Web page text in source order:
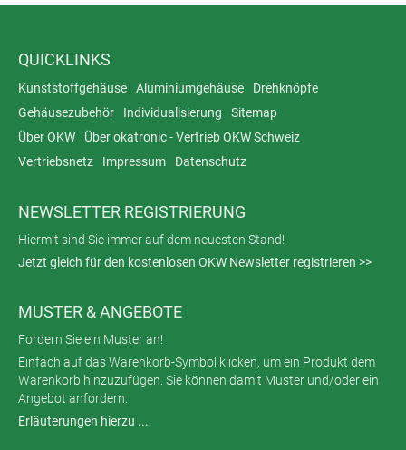
QUICKLINKS
Kunststoffgehäuse Aluminiumgehäuse
Drehknöpfe
Gehäusezubehör
Individualisierung
Sitemap
Über OKW
Über okatronic - Vertrieb OKW Schweiz
Vertriebsnetz
Impressum Datenschutz
NEWSLETTER REGISTRIERUNG
Hiermit sind Sie immer auf dem neuesten Stand!
Jetzt gleich für den kostenlosen OKW Newsletter registrieren >>
MUSTER & ANGEBOTE
Fordern Sie ein Muster an!
Einfach auf das Warenkorb-Symbol klicken, um ein Produkt dem
Warenkorb hinzuzufügen. Sie können damit Muster und/oder ein
Angebot anfordern.
Erläuterungen hierzu ...